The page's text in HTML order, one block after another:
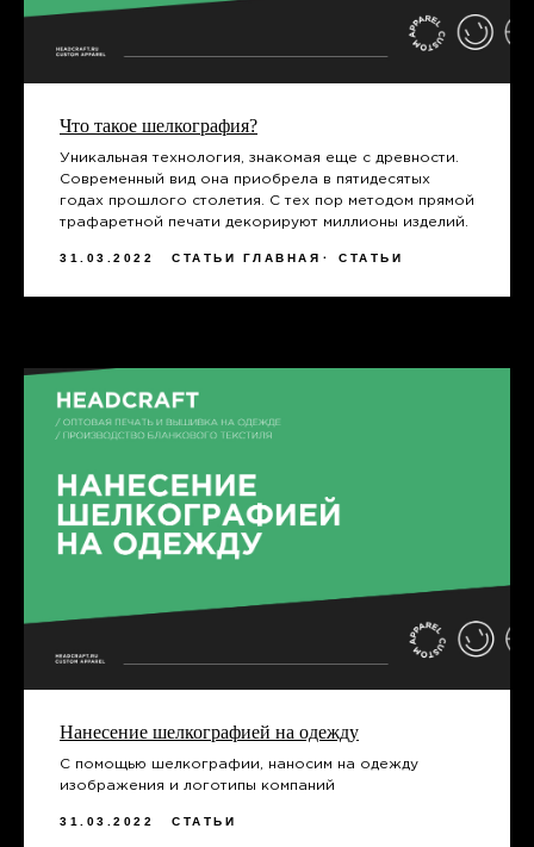
Что такое шелкография?
Уникальная технология, знакомая еще с древности.
Современный вид она приобрела в пятидесятых
годах прошлого столетия. С тех пор методом прямой
трафаретной печати декорируют миллионы изделий.
31.03.2022 СТАТЬИ ГЛАВНАЯ СТАТЬИ
Нанесение шелкографией на одежду
С помощью шелкографии, наносим на одежду
изображения и логотипы компаний
31.03.2022 СТАТЬИ
СВЯЖИТЕСЬ С НАМИ
TELEGRAM
СОЦ. СЕТИ HEADCRAFT
пн-пт, с 9 до 17
*instagram, принадлежит компании Meta Platforms,
которая считается экстремистской и ее деятельность
запрещена в России.
Оправить
ЗАКАЖИТЕ ОБРАТНЫЙ
ЗВОНОК